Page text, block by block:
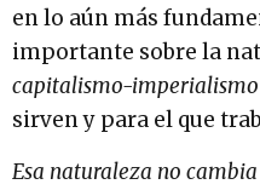
en lo aún más
importante sobre la
capitalismo-imperialismo
sirven y para el que
Esa naturaleza no